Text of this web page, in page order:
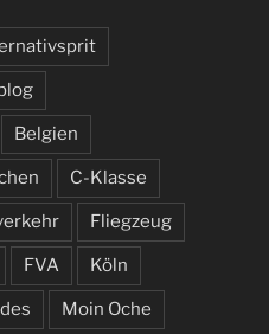
Belgien
C-Klasse
Fliegzeug
FVA Köln
Moin Oche